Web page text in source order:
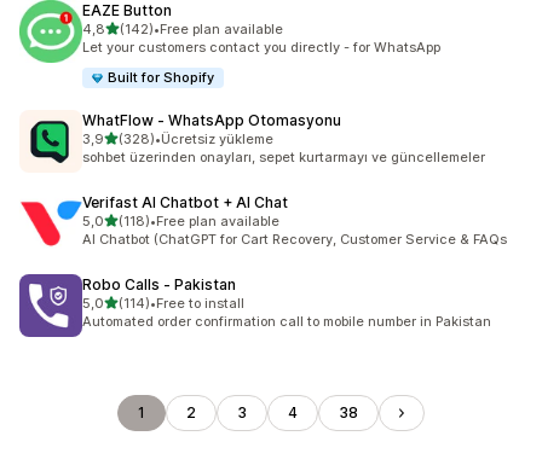
EAZE Button
4,85 yıldız üzerinden
(142)
toplam 142 değerlendirme
•Free plan available
Let your customers contact you directly - for WhatsApp
Built for Shopify
WhatFlow ‑ WhatsApp Otomasyonu
3,95 yıldız üzerinden
(328)
toplam 328 değerlendirme
•Ücretsiz yükleme
sohbet üzerinden onayları, sepet kurtarmayı ve güncellemeler
Verifast AI Chatbot + AI Chat
5,05 yıldız üzerinden
(118)
toplam 118 değerlendirme
•Free plan available
AI Chatbot (ChatGPT for Cart Recovery, Customer Service & FAQs
Robo Calls ‑ Pakistan
5,05 yıldız üzerinden
(114)
toplam 114 değerlendirme
•Free to install
Automated order confirmation call to mobile number in Pakistan
1 2 3 4 38